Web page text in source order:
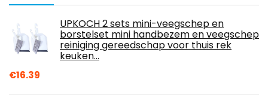
UPKOCH 2 sets mini-veegschep en
borstelset mini handbezem en veegschep
reiniging gereedschap voor thuis rek
keuken…
€16.39